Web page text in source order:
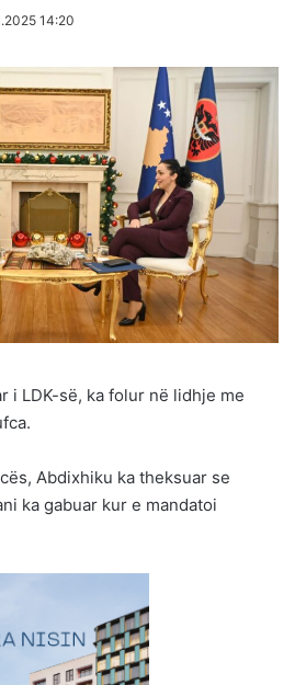
14:20
i LDK-së, ka folur në lidhje me
Abdixhiku ka theksuar se
ka gabuar kur e mandatoi